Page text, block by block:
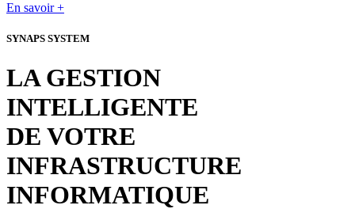
En savoir +
SYNAPS SYSTEM
LA GESTION
INTELLIGENTE
DE VOTRE
INFRASTRUCTURE
INFORMATIQUE